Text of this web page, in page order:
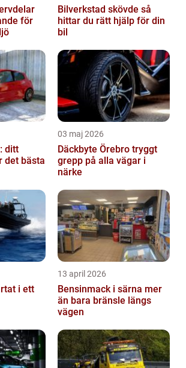
för
Bilverkstad skövde så
hittar du rätt hjälp för din
bil
ditt
det bästa
03 maj 2026
Däckbyte Örebro tryggt
grepp på alla vägar i
närke
13 april 2026
Bensinmack i särna mer
än bara bränsle längs
vägen